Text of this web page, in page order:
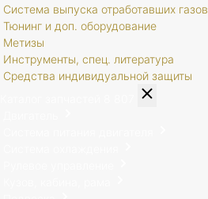
Система выпуска отработавших газов
Тюнинг и доп. оборудование
Метизы
Инструменты, спец. литература
Средства индивидуальной защиты